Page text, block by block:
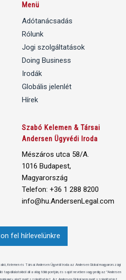
Menü
Adótanácsadás
Rólunk
Jogi szolgáltatások
Doing Business
Irodák
Globális jelenlét
Hírek
Szabó Kelemen & Társai
Andersen Ügyvédi Iroda
Mészáros utca 58/A.
1016 Budapest,
Magyarország
Telefon: +36 1 288 8200
info@hu.AndersenLegal.com
fel hírlevelünkre
Kelemen és Társai Andersen Ügyvédi Iroda az Andersen Global magyarországi
tagvállalatokból áll a világ több pontján, és saját nevében vagy pedig az "Andersen